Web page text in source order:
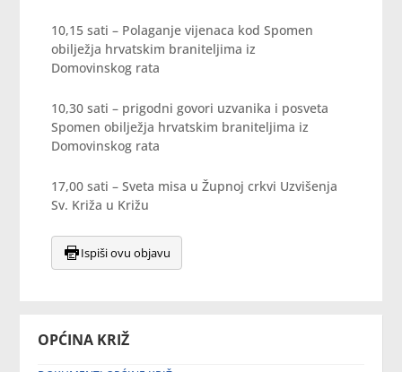
OPĆINA KRIŽ
10,15 sati – Polaganje vijenaca kod Spomen
obilježja hrvatskim braniteljima iz
Domovinskog rata
10,30 sati – prigodni govori uzvanika i posveta
Spomen obilježja hrvatskim braniteljima iz
Domovinskog rata
17,00 sati – Sveta misa u Župnoj crkvi Uzvišenja
Sv. Križa u Križu
Ispiši ovu objavu